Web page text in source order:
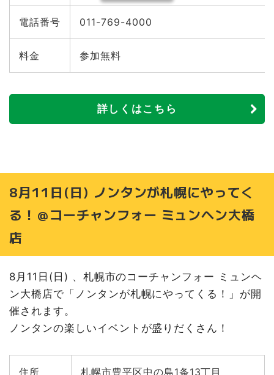
電話番号 011-769-4000
料金 参加無料
詳しくはこちら
8月11日(日) ノンタンが札幌にやってく
る！＠コーチャンフォー ミュンヘン大橋
店
8月11日(日) 、札幌市のコーチャンフォー ミュンヘ
ン大橋店で「ノンタンが札幌にやってくる！」が開
催されます。
ノンタンの楽しいイベントが盛りだくさん！
住所 札幌市豊平区中の島1条13丁目